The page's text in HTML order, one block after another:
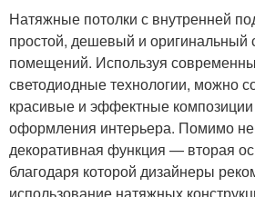
Натяжные потолки с внутренней
простой, дешевый и оригинальный
помещений. Используя
светодиодные технологии, можно
красивые и эффектные
оформления интерьера. Помимо
декоративная функция — вторая
благодаря которой дизайнеры